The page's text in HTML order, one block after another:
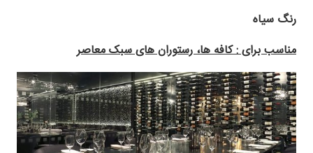
رنگ سیاه
مناسب برای : کافه ها، رستوران های سبک معاصر